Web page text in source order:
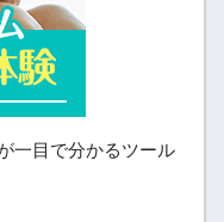
一目で分かるツール